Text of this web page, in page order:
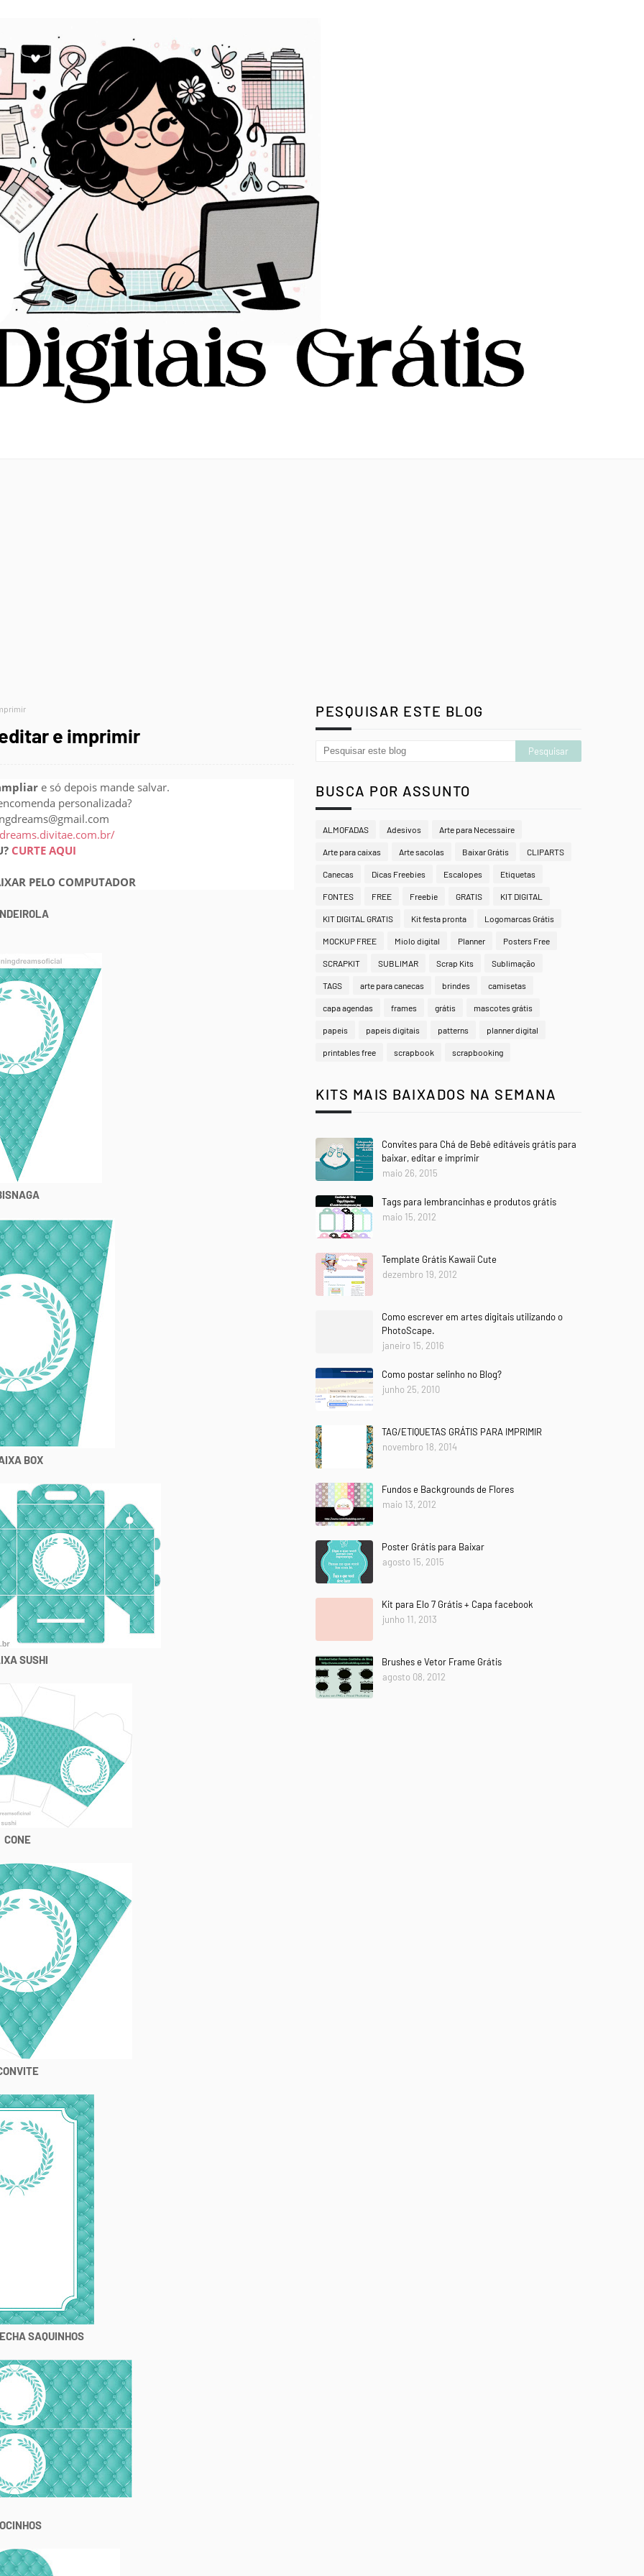
e imprimir
e só depois mande salvar.
personalizada?
CURTE AQUI
PELO COMPUTADOR
BOX
SUSHI
CONE
SAQUINHOS
PESQUISAR ESTE BLOG
BUSCA POR ASSUNTO
ALMOFADAS Adesivos Arte para Necessaire
Arte para caixas Arte sacolas Baixar Grátis CLIPARTS
Canecas Dicas Freebies Escalopes Etiquetas
FONTES FREE Freebie GRATIS KIT DIGITAL
KIT DIGITAL GRATIS Kit festa pronta Logomarcas Grátis
MOCKUP FREE Miolo digital Planner Posters Free
SCRAPKIT SUBLIMAR Scrap Kits Sublimação
TAGS arte para canecas brindes camisetas
capa agendas frames grátis mascotes grátis
papeis papeis digitais patterns planner digital
printables free scrapbook scrapbooking
KITS MAIS BAIXADOS NA SEMANA
Convites para Chá de Bebê editáveis grátis para
baixar, editar e imprimir
maio 26, 2015
Tags para lembrancinhas e produtos grátis
maio 15, 2012
Template Grátis Kawaii Cute
dezembro 19, 2012
Como escrever em artes digitais utilizando o
PhotoScape.
janeiro 15, 2016
Como postar selinho no Blog?
junho 25, 2010
TAG/ETIQUETAS GRÁTIS PARA IMPRIMIR
novembro 18, 2014
Fundos e Backgrounds de Flores
maio 13, 2012
Poster Grátis para Baixar
agosto 15, 2015
Kit para Elo 7 Grátis + Capa facebook
junho 11, 2013
Brushes e Vetor Frame Grátis
agosto 08, 2012